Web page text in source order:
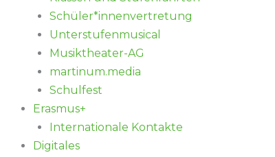
Schüler*innenvertretung
Unterstufenmusical
Musiktheater-AG
martinum.media
Schulfest
Erasmus+
Internationale Kontakte
Digitales